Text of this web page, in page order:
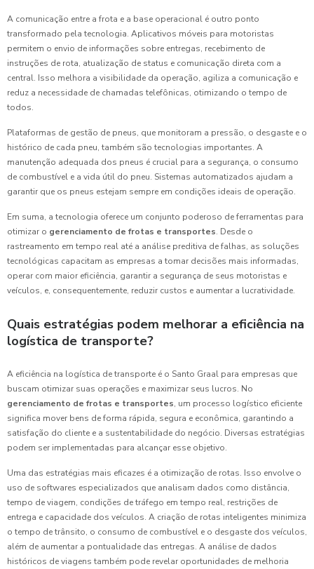
A comunicação entre a frota e a base operacional é outro ponto
transformado pela tecnologia. Aplicativos móveis para motoristas
permitem o envio de informações sobre entregas, recebimento de
instruções de rota, atualização de status e comunicação direta com a
central. Isso melhora a visibilidade da operação, agiliza a comunicação e
reduz a necessidade de chamadas telefônicas, otimizando o tempo de
todos.
Plataformas de gestão de pneus, que monitoram a pressão, o desgaste e o
histórico de cada pneu, também são tecnologias importantes. A
manutenção adequada dos pneus é crucial para a segurança, o consumo
de combustível e a vida útil do pneu. Sistemas automatizados ajudam a
garantir que os pneus estejam sempre em condições ideais de operação.
Em suma, a tecnologia oferece um conjunto poderoso de ferramentas para
otimizar o gerenciamento de frotas e transportes. Desde o
rastreamento em tempo real até a análise preditiva de falhas, as soluções
tecnológicas capacitam as empresas a tomar decisões mais informadas,
operar com maior eficiência, garantir a segurança de seus motoristas e
veículos, e, consequentemente, reduzir custos e aumentar a lucratividade.
Quais estratégias podem melhorar a eficiência na
logística de transporte?
A eficiência na logística de transporte é o Santo Graal para empresas que
buscam otimizar suas operações e maximizar seus lucros. No
gerenciamento de frotas e transportes, um processo logístico eficiente
significa mover bens de forma rápida, segura e econômica, garantindo a
satisfação do cliente e a sustentabilidade do negócio. Diversas estratégias
podem ser implementadas para alcançar esse objetivo.
Uma das estratégias mais eficazes é a otimização de rotas. Isso envolve o
uso de softwares especializados que analisam dados como distância,
tempo de viagem, condições de tráfego em tempo real, restrições de
entrega e capacidade dos veículos. A criação de rotas inteligentes minimiza
o tempo de trânsito, o consumo de combustível e o desgaste dos veículos,
além de aumentar a pontualidade das entregas. A análise de dados
históricos de viagens também pode revelar oportunidades de melhoria